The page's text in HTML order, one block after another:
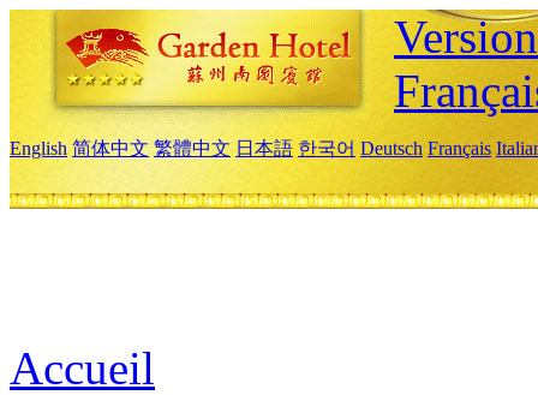
English 简体中文 繁體中文 日本語 한국어 Deutsch Français
Accueil